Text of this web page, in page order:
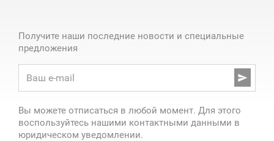
Получите наши последние новости и специальные
предложения

Вы можете отписаться в любой момент. Для этого
воспользуйтесь нашими контактными данными в
юридическом уведомлении.